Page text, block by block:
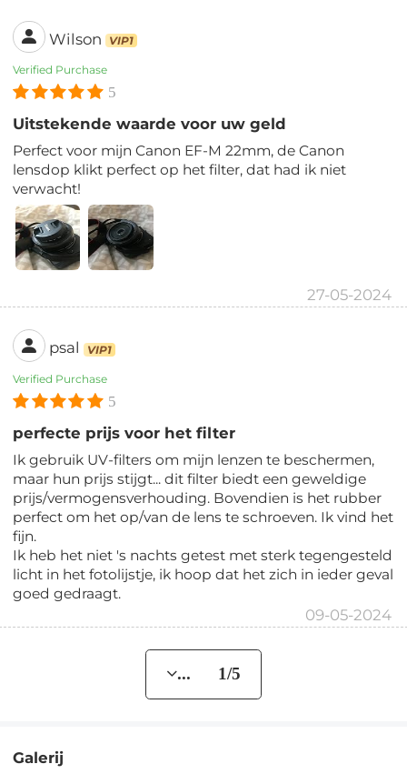
Wilson VIP1
Verified Purchase
5
Uitstekende waarde voor uw geld
Perfect voor mijn Canon EF-M 22mm, de Canon
lensdop klikt perfect op het filter, dat had ik niet
verwacht!
27-05-2024
psal VIP1
Verified Purchase
5
perfecte prijs voor het filter
Ik gebruik UV-filters om mijn lenzen te beschermen,
maar hun prijs stijgt... dit filter biedt een geweldige
prijs/vermogensverhouding. Bovendien is het rubber
perfect om het op/van de lens te schroeven. Ik vind het
fijn.
Ik heb het niet 's nachts getest met sterk tegengesteld
licht in het fotolijstje, ik hoop dat het zich in ieder geval
goed gedraagt.
09-05-2024
... 1/5
Galerij